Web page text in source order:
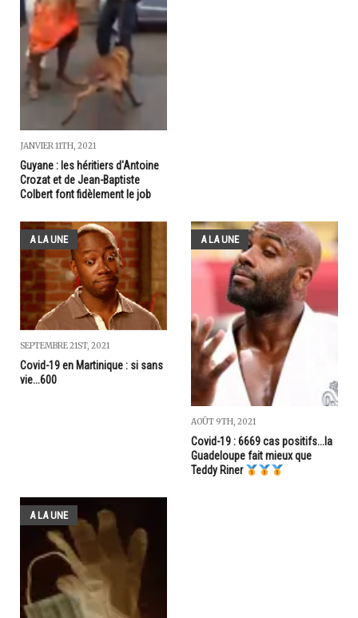
JANVIER 11TH, 2021
Guyane : les héritiers d'Antoine
Crozat et de Jean-Baptiste
Colbert font fidèlement le job
A LA UNE
SEPTEMBRE 21ST, 2021
Covid-19 en Martinique : si sans
vie...600
A LA UNE
AOÛT 9TH, 2021
Covid-19 : 6669 cas positifs...la
Guadeloupe fait mieux que
Teddy Riner
A LA UNE